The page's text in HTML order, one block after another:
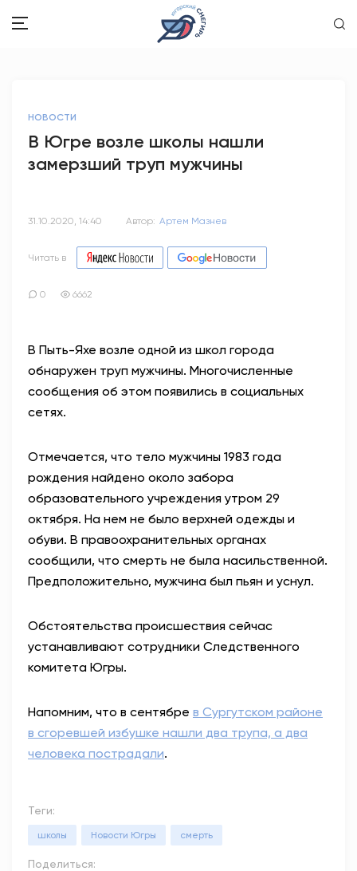
ОБРАЗОВАНИЕ
ЭТО У НАС СЕМЕЙНОЕ
АНТИТЕРРОР
ОФИЦИАЛЬНО
Вход / Регистрация
НОВОСТИ
В Югре возле школы нашли
замерзший труп мужчины
31.10.2020, 14:40 Автор: Артем Мазнев
Читать в
0 6662
В Пыть-Яхе возле одной из школ города
обнаружен труп мужчины. Многочисленные
сообщения об этом появились в социальных
сетях.
Отмечается, что тело мужчины 1983 года
рождения найдено около забора
образовательного учреждения утром 29
октября. На нем не было верхней одежды и
обуви. В правоохранительных органах
сообщили, что смерть не была насильственной.
Предположительно, мужчина был пьян и уснул.
Обстоятельства происшествия сейчас
устанавливают сотрудники Следственного
комитета Югры.
Напомним, что в сентябре в Сургутском районе
в сгоревшей избушке нашли два трупа, а два
человека пострадали.
Теги:
школы Новости Югры смерть
Поделиться: